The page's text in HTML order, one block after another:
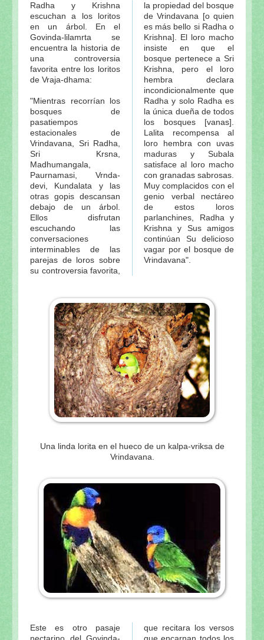
Radha y Krishna
escuchan a los loritos
en un árbol. En el
Govinda-lilamrta se
encuentra la historia de
una controversia
favorita entre los loritos
de Vraja-dhama:
"Mientras recorrían los
bosques de
pasatiempos
estacionales de
Vrindavana, Sri Radha,
Sri Krsna,
Madhumangala,
Paurnamasi, Vrnda-
devi, Kundalata y las
otras gopis descansan
debajo de un árbol.
Ellos disfrutan
escuchando las
conversaciones
interminables de las
parejas de loros sobre
su controversia favorita,
la propiedad del bosque
de Vrindavana [o quien
es más bello si Radha o
Krishna]. El loro macho
insiste en que el
bosque pertenece a Sri
Krishna, pero el loro
hembra declara
incondicionalmente que
Radha y solo Radha es
la única dueña de todos
los bosques [vanas].
Lalita recompensa al
loro hembra con uvas
maduras y Subala
satisface al loro macho
con granadas sabrosas.
Muy complacidos con el
genio verbal nectáreo
de estos loros
parlanchines, Radha y
Krishna y Sus amigos
continúan Su delicioso
vagar por el bosque de
Vrindavana".
Una linda lorita en el hueco de un kalpa-vriksa de
Vrindavana.
Este es otro pasaje
que recitara los versos